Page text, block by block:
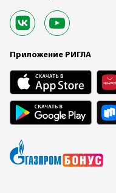
Приложение РИГЛА